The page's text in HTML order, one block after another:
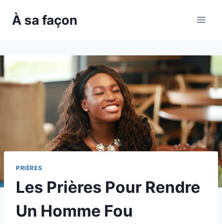
À sa façon
PRIÈRES
Les Prières Pour Rendre
Un Homme Fou